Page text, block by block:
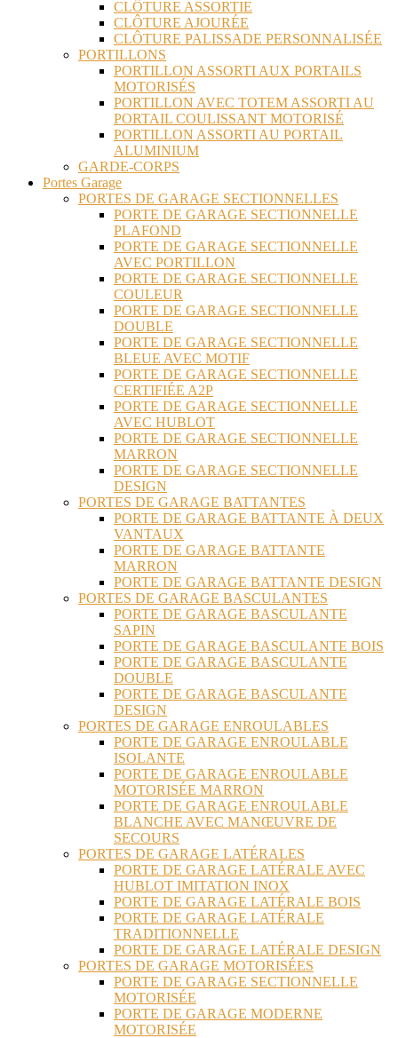
CLÔTURE ASSORTIE
CLÔTURE AJOURÉE
CLÔTURE PALISSADE PERSONNALISÉE
PORTILLONS
PORTILLON ASSORTI AUX PORTAILS
MOTORISÉS
PORTILLON AVEC TOTEM ASSORTI AU
PORTAIL COULISSANT MOTORISÉ
PORTILLON ASSORTI AU PORTAIL
ALUMINIUM
GARDE-CORPS
Portes Garage
PORTES DE GARAGE SECTIONNELLES
PORTE DE GARAGE SECTIONNELLE
PLAFOND
PORTE DE GARAGE SECTIONNELLE
AVEC PORTILLON
PORTE DE GARAGE SECTIONNELLE
COULEUR
PORTE DE GARAGE SECTIONNELLE
DOUBLE
PORTE DE GARAGE SECTIONNELLE
BLEUE AVEC MOTIF
PORTE DE GARAGE SECTIONNELLE
CERTIFIÉE A2P
PORTE DE GARAGE SECTIONNELLE
AVEC HUBLOT
PORTE DE GARAGE SECTIONNELLE
MARRON
PORTE DE GARAGE SECTIONNELLE
DESIGN
PORTES DE GARAGE BATTANTES
PORTE DE GARAGE BATTANTE À DEUX
VANTAUX
PORTE DE GARAGE BATTANTE
MARRON
PORTE DE GARAGE BATTANTE DESIGN
PORTES DE GARAGE BASCULANTES
PORTE DE GARAGE BASCULANTE
SAPIN
PORTE DE GARAGE BASCULANTE BOIS
PORTE DE GARAGE BASCULANTE
DOUBLE
PORTE DE GARAGE BASCULANTE
DESIGN
PORTES DE GARAGE ENROULABLES
PORTE DE GARAGE ENROULABLE
ISOLANTE
PORTE DE GARAGE ENROULABLE
MOTORISÉE MARRON
PORTE DE GARAGE ENROULABLE
BLANCHE AVEC MANŒUVRE DE
SECOURS
PORTES DE GARAGE LATÉRALES
PORTE DE GARAGE LATÉRALE AVEC
HUBLOT IMITATION INOX
PORTE DE GARAGE LATÉRALE BOIS
PORTE DE GARAGE LATÉRALE
TRADITIONNELLE
PORTE DE GARAGE LATÉRALE DESIGN
PORTES DE GARAGE MOTORISÉES
PORTE DE GARAGE SECTIONNELLE
MOTORISÉE
PORTE DE GARAGE MODERNE
MOTORISÉE